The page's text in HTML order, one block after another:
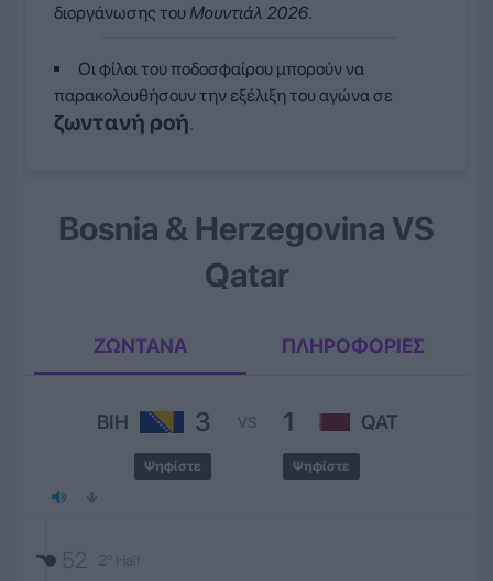
διοργάνωσης του Μουντιάλ 2026.
Οι φίλοι του ποδοσφαίρου μπορούν να
παρακολουθήσουν την εξέλιξη του αγώνα σε
ζωντανή ροή.
Bosnia & Herzegovina VS
Qatar
ΖΩΝΤΑΝΑ ΠΛΗΡΟΦΟΡΙΕΣ
BIH 3
Ψηφίστε
VS 1 QAT
Ψηφίστε
52 2º Half